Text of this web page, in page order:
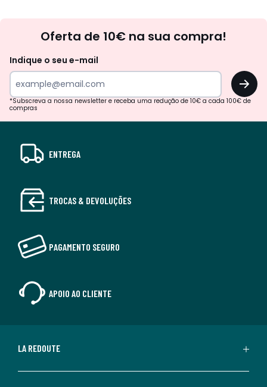
Oferta de 10€ na sua compra!
Indique o seu e-mail
OK
*Subscreva a nossa newsletter e receba uma redução de 10€ a cada 100€ de
compras
ENTREGA
TROCAS & DEVOLUÇÕES
PAGAMENTO SEGURO
APOIO AO CLIENTE
LA REDOUTE